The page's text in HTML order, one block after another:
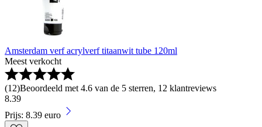
Amsterdam verf acrylverf titaanwit tube 120ml
Meest verkocht
(12)Beoordeeld met 4.6 van de 5 sterren, 12 klantreviews
8.39
Prijs: 8.39 euro